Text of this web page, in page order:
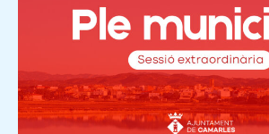
CRÒNICA
EL
PLE